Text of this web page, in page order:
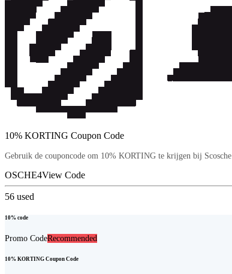
10% KORTING Coupon Code
Gebruik de couponcode om 10% KORTING te krijgen bij Scosche
OSCHE4View Code
56 used
10% code
Promo CodeRecommended
10% KORTING Coupon Code